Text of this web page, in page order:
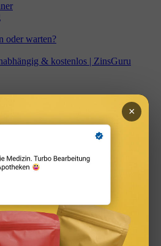
oder warten?
& kostenlos | ZinsGuru
×